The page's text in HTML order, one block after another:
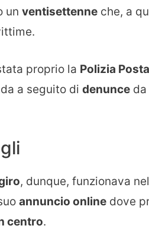
un ventisettenne che, a
proprio la Polizia
a seguito di denunce
, dunque, funzionava
annuncio online dove
centro.